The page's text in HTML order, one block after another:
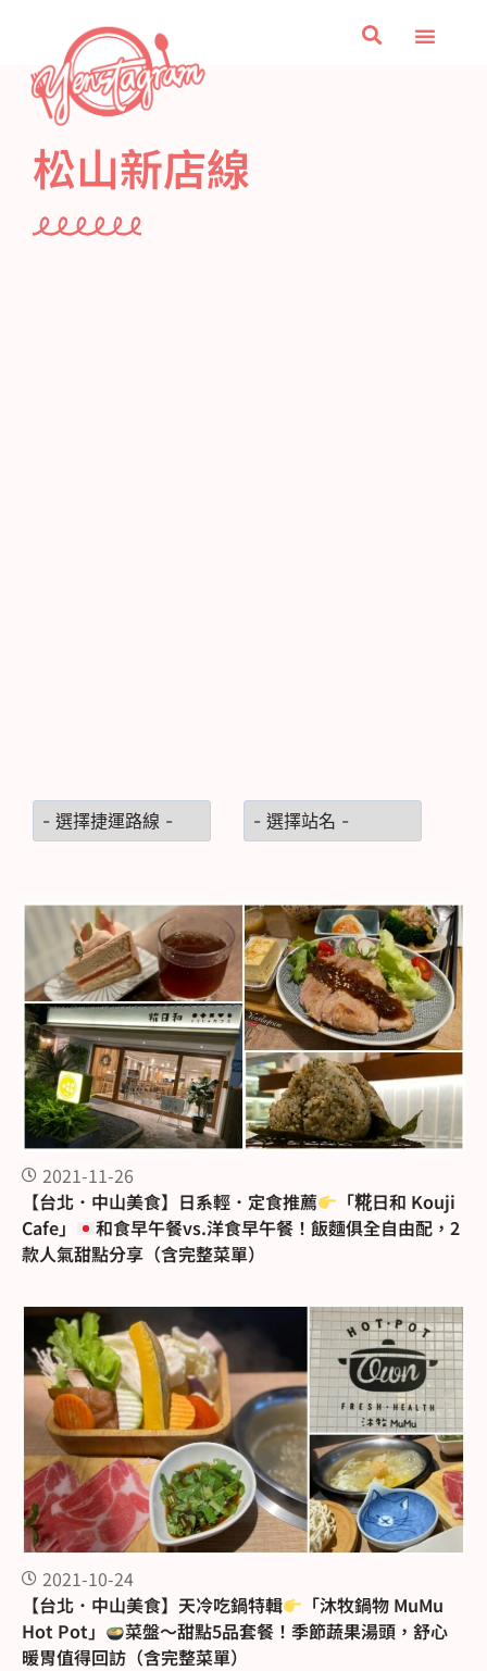
松山新店線
2021-11-26
【台北．中山美食】日系輕．定食推薦
「糀日和 Kouji
Cafe」
和食早午餐vs.洋食早午餐！飯麵俱全自由配，2
款人氣甜點分享（含完整菜單）
2021-10-24
【台北．中山美食】天冷吃鍋特輯
「沐牧鍋物 MuMu
Hot Pot」
菜盤～甜點5品套餐！季節蔬果湯頭，舒心
暖胃值得回訪（含完整菜單）